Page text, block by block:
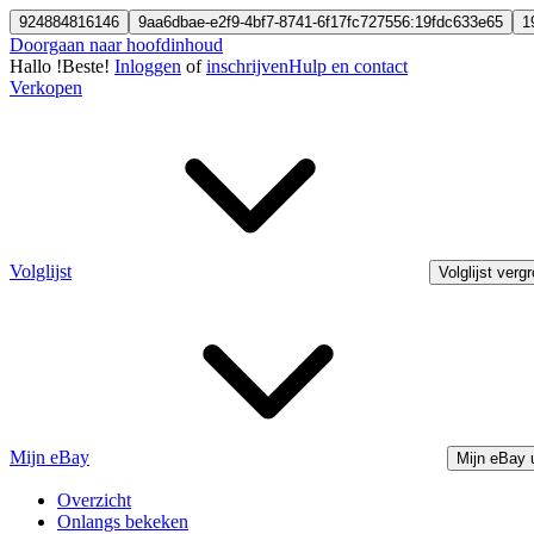
924884816146 9aa6dbae-e2f9-4bf7-8741-6f17fc727556:19fdc633e65
Doorgaan naar hoofdinhoud
Hallo !Beste! Inloggen ofinschrijvenHulp en contact
Verkopen
Volglijst Volglijst
Mijn eBay Mijn eBay
Overzicht
Onlangs bekeken